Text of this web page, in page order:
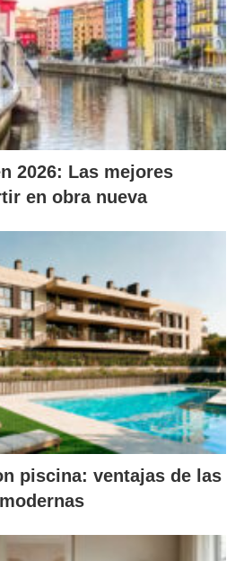
2026: Las mejores
en obra nueva
piscina: ventajas de las